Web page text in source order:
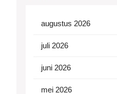
augustus 2026
juli 2026
juni 2026
mei 2026